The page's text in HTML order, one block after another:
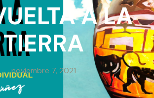
A LA
TIERRA
noviembre 7, 2021